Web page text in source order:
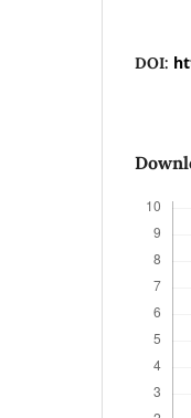
DOI: